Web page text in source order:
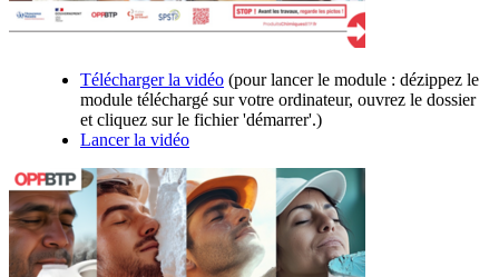
Télécharger la vidéo (pour lancer le module : dézippez le
module téléchargé sur votre ordinateur, ouvrez le dossier
et cliquez sur le fichier 'démarrer'.)
Lancer la vidéo